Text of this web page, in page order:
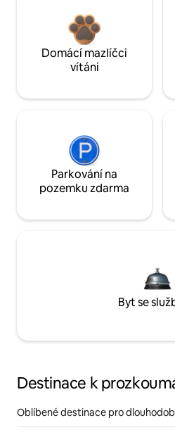
Domácí mazlíčci
vítáni
Parkování na
pozemku zdarma
Byt se
Destinace k
Oblíbené destinace pro